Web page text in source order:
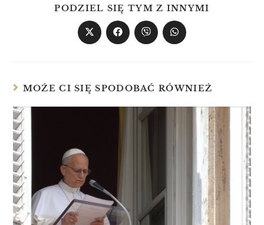
PODZIEL SIĘ TYM Z INNYMI
MOŻE CI SIĘ SPODOBAĆ RÓWNIEŻ